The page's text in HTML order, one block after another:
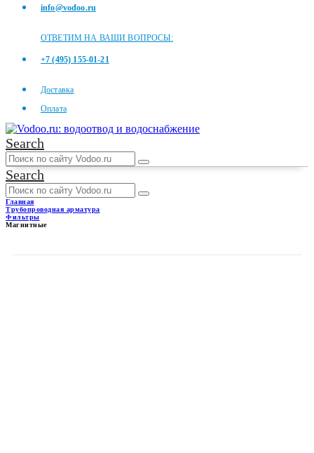
info@vodoo.ru
ОТВЕТИМ НА ВАШИ ВОПРОСЫ:
+7 (495) 155-01-21
Доставка
Оплата
Search
Search
Главная
Трубопроводная арматура
Фильтры
Магнитные